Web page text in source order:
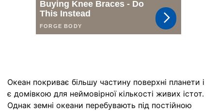
Океан покриває більшу частину поверхні планети і
є домівкою для неймовірної кількості живих істот.
Однак земні океани перебувають під постійною